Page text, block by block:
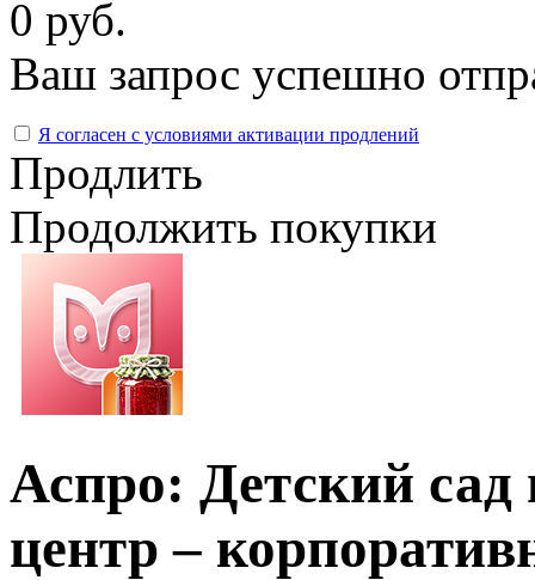
0 руб.
Ваш запрос успешно
Я согласен с условиями активации продлений
Продлить
Продолжить покупки
Аспро: Детский сад
центр –